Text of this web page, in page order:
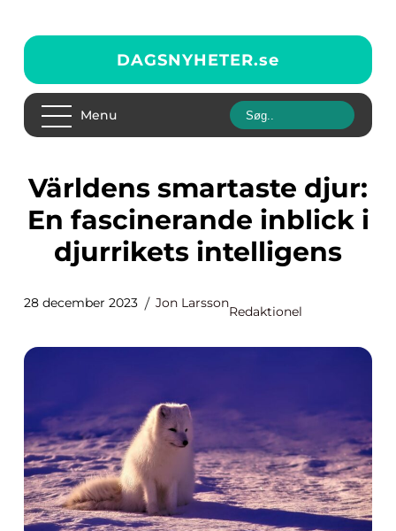
DAGSNYHETER.se
Menu
Världens smartaste djur:
En fascinerande inblick i
djurrikets intelligens
28 december 2023 Jon Larsson
Redaktionel